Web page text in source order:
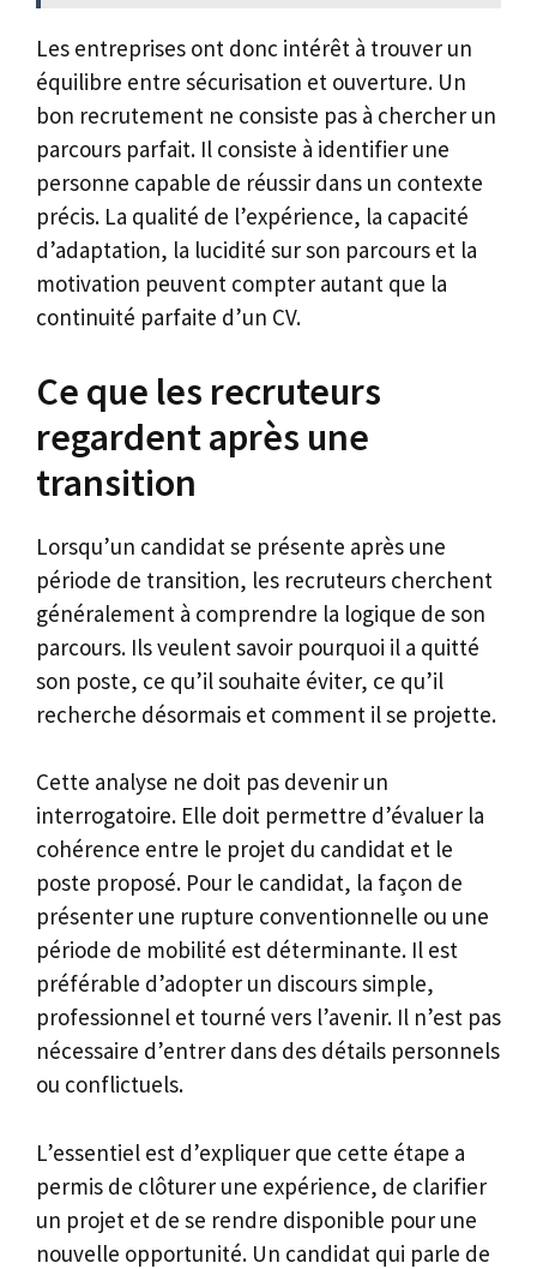
Les entreprises ont donc intérêt à trouver un
équilibre entre sécurisation et ouverture. Un
bon recrutement ne consiste pas à chercher un
parcours parfait. Il consiste à identifier une
personne capable de réussir dans un contexte
précis. La qualité de l’expérience, la capacité
d’adaptation, la lucidité sur son parcours et la
motivation peuvent compter autant que la
continuité parfaite d’un CV.
Ce que les recruteurs
regardent après une
transition
Lorsqu’un candidat se présente après une
période de transition, les recruteurs cherchent
généralement à comprendre la logique de son
parcours. Ils veulent savoir pourquoi il a quitté
son poste, ce qu’il souhaite éviter, ce qu’il
recherche désormais et comment il se projette.
Cette analyse ne doit pas devenir un
interrogatoire. Elle doit permettre d’évaluer la
cohérence entre le projet du candidat et le
poste proposé. Pour le candidat, la façon de
présenter une rupture conventionnelle ou une
période de mobilité est déterminante. Il est
préférable d’adopter un discours simple,
professionnel et tourné vers l’avenir. Il n’est pas
nécessaire d’entrer dans des détails personnels
ou conflictuels.
L’essentiel est d’expliquer que cette étape a
permis de clôturer une expérience, de clarifier
un projet et de se rendre disponible pour une
nouvelle opportunité. Un candidat qui parle de